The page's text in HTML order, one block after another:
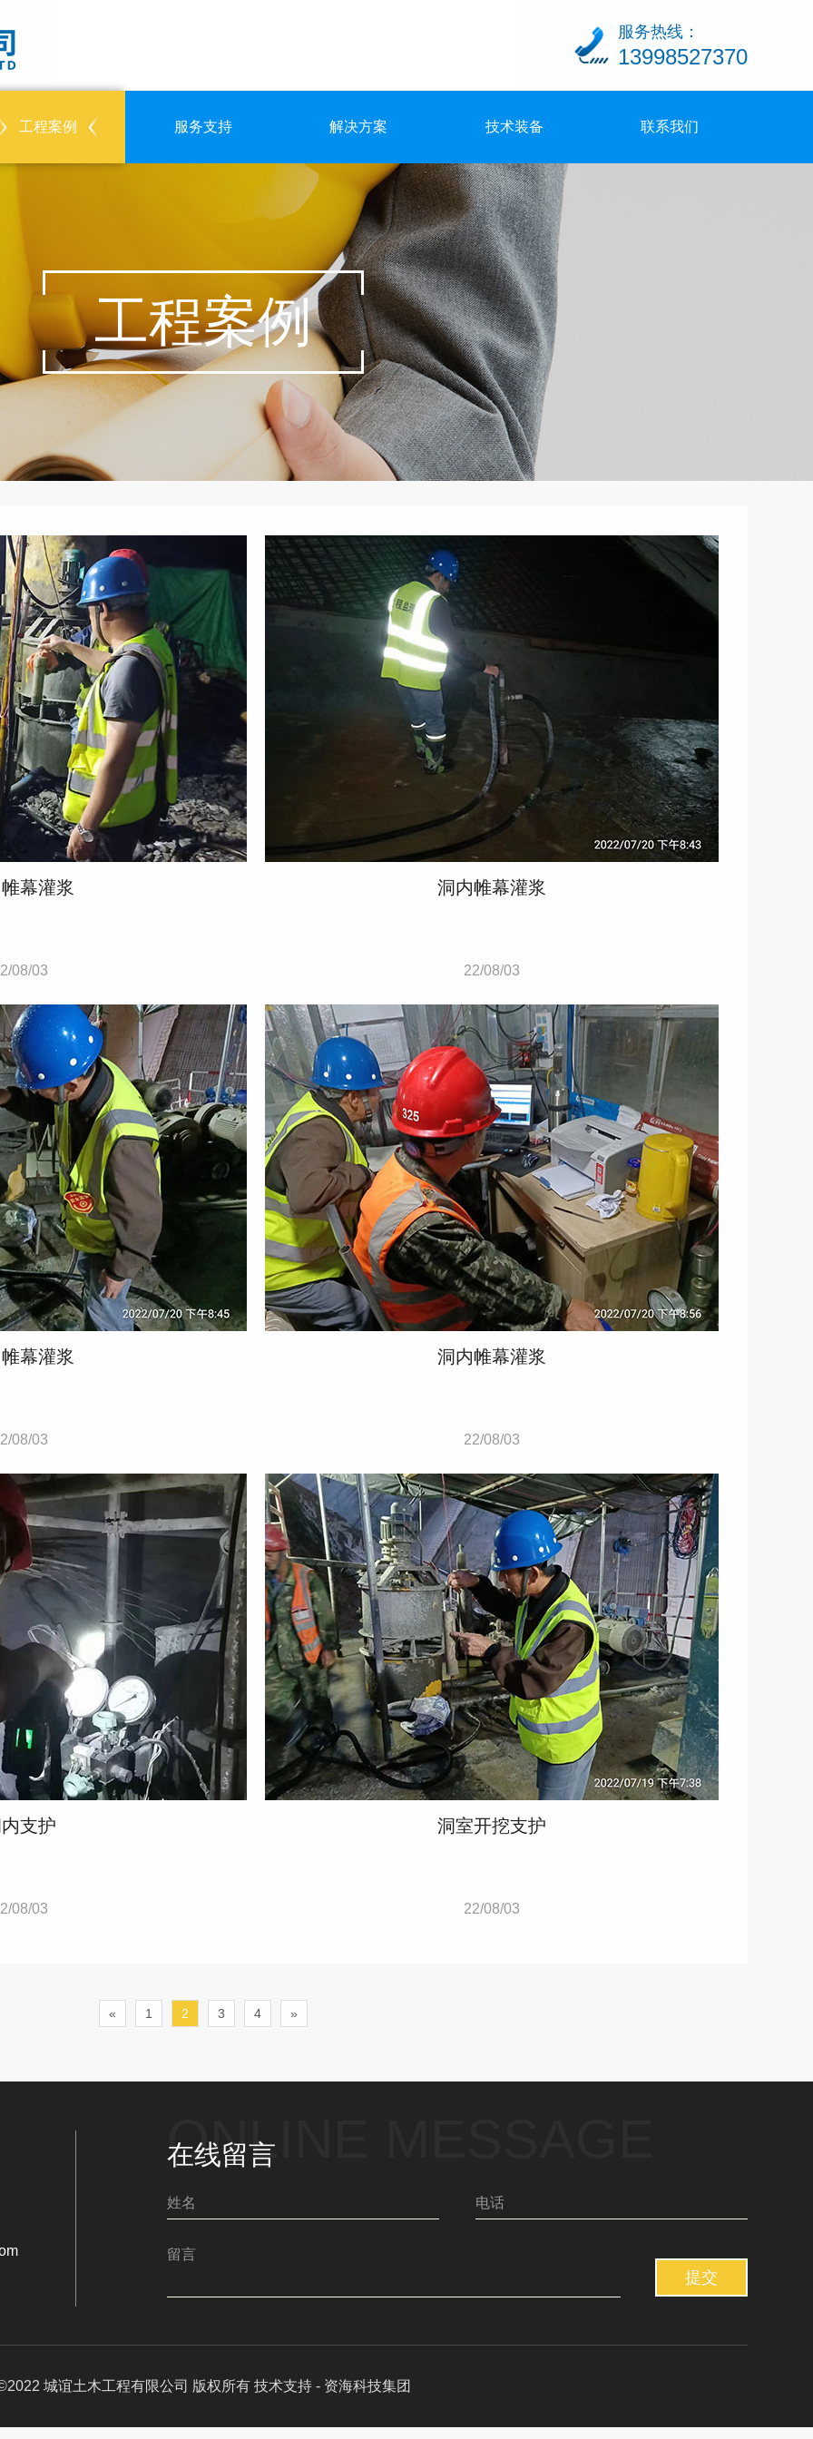
服务热线：
13998527370
工程案例 服务支持 解决方案 技术装备 联系我们
工程案例
幕灌浆
08/03
洞内帷幕灌浆
22/08/03
幕灌浆
08/03
洞内帷幕灌浆
22/08/03
支护
08/03
洞室开挖支护
22/08/03
« 1 2 3 4 »
ONLINE MESSAGE
在线留言
提交
城谊土木工程有限公司 版权所有 技术支持 - 资海科技集团